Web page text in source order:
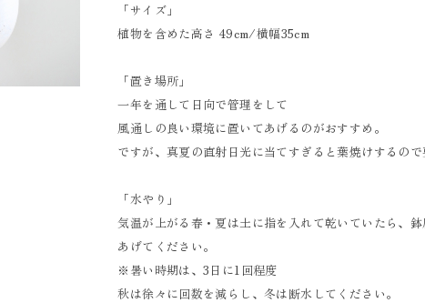
「サイズ」
植物を含めた高さ 49cm/横幅35cm
「置き場所」
一年を通して日向で管理をして
風通しの良い環境に置いてあげるのがおすすめ。
ですが、真夏の直射日光に当てすぎると葉焼けするので
「水やり」
気温が上がる春・夏は土に指を入れて乾いていたら、
あげてください。
※暑い時期は、3日に1回程度
秋は徐々に回数を減らし、冬は断水してください。